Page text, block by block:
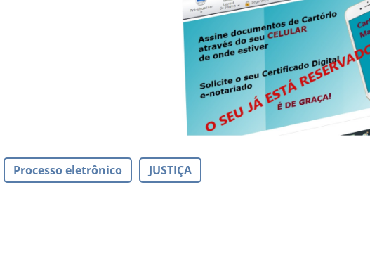
Processo eletrônico JUSTIÇA